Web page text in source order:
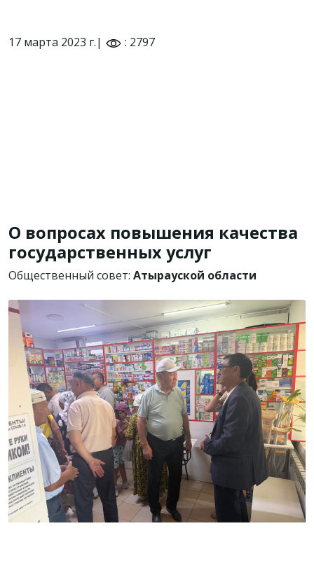
17 марта 2023 г.| : 2797
О вопросах повышения качества
государственных услуг
Общественный совет: Атырауской области